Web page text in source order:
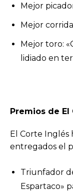
Mejor
Mejor
Mejor toro:
lidiado en
Premios de
El Corte Inglés
entregados el
Triunfador
Espartaco»